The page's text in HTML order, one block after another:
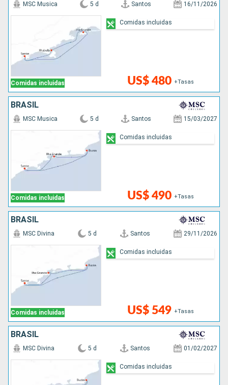
Comidas incluidas
MSC Musica 5 d Santos 16/11/2026
US$ 480 +Tasas
Comidas incluidas
BRASIL
Comidas incluidas
MSC Musica 5 d Santos 15/03/2027
US$ 490 +Tasas
Comidas incluidas
BRASIL
Comidas incluidas
MSC Divina 5 d Santos 29/11/2026
US$ 549 +Tasas
Comidas incluidas
BRASIL
MSC Divina 5 d Santos 01/02/2027
Comidas incluidas